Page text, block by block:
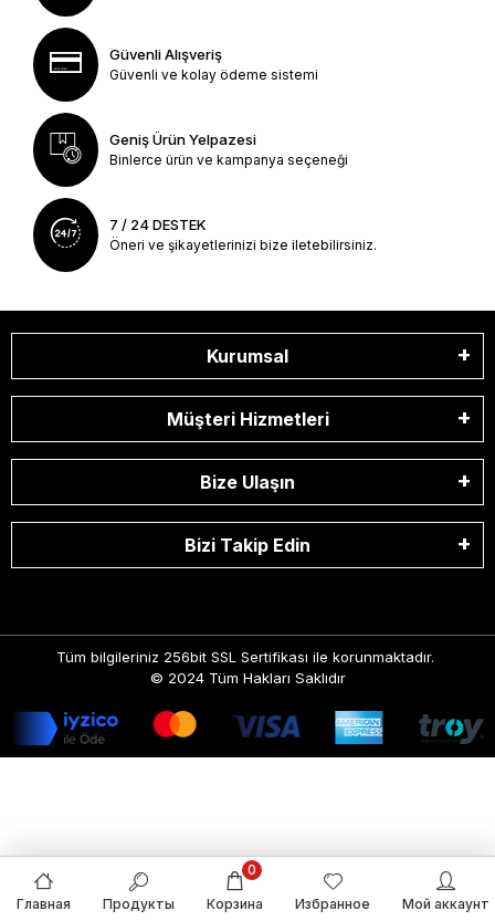
Güvenli Alışveriş
Güvenli ve kolay ödeme sistemi
Geniş Ürün Yelpazesi
Binlerce ürün ve kampanya seçeneği
7 / 24 DESTEK
Öneri ve şikayetlerinizi bize iletebilirsiniz.
Kurumsal
Müşteri Hizmetleri
Bize Ulaşın
Bizi Takip Edin
Tüm bilgileriniz 256bit SSL Sertifikası ile korunmaktadır.
© 2024 Tüm Hakları Saklıdır
Главная Продукты Корзина
0
Избранное Мой аккаунт